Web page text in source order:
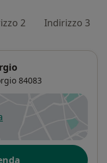
2 Indirizzo 3
84083
in una nuova scheda